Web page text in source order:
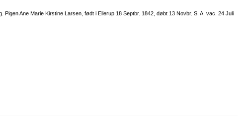
Ane Marie Kirstine Larsen, født i Ellerup 18 Septbr. 1842, døbt 13 Novbr. S. A. vac. 24 Juli